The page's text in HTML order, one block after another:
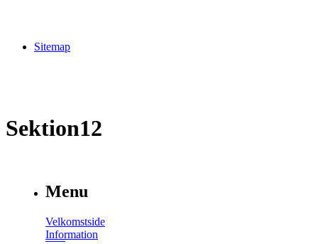
Sitemap
Sektion12
Menu
Velkomstside
Information